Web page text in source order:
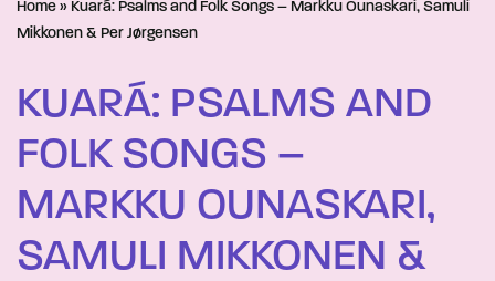
Home » Kuará: Psalms and Folk Songs – Markku Ounaskari, Samuli
Mikkonen & Per Jørgensen
KUARÁ: PSALMS AND
FOLK SONGS –
MARKKU OUNASKARI,
SAMULI MIKKONEN &